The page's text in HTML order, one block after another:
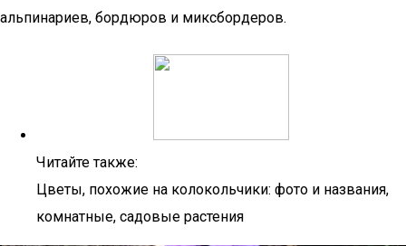
альпинариев, бордюров и миксбордеров.
Читайте также:
Цветы, похожие на колокольчики: фото и названия,
комнатные, садовые растения